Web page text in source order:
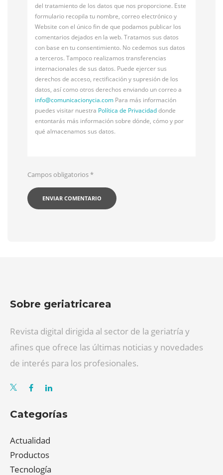
del tratamiento de los datos que nos proporcione. Este
formulario recopila tu nombre, correo electrónico y
Website con el único fin de que podamos publicar los
comentarios dejados en la web. Tratamos sus datos
con base en tu consentimiento. No cedemos sus datos
a terceros. Tampoco realizamos transferencias
internacionales de sus datos. Puede ejercer sus
derechos de acceso, rectificación y supresión de los
datos, así como otros derechos enviando un correo a
info@comunicacionycia.com Para más información
puedes visitar nuestra Política de Privacidaddonde
entontarás más información sobre dónde, cómo y por
qué almacenamos sus datos.
Campos obligatorios*
Sobre geriatricarea
Revista digital dirigida al sector de la geriatría y
afines que ofrece las últimas noticias y novedades
de interés para los profesionales.
Categorías
Actualidad
Productos
Tecnología